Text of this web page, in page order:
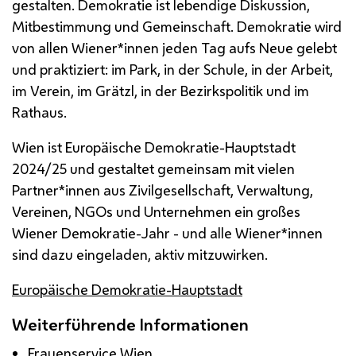
gestalten. Demokratie ist lebendige Diskussion,
Mitbestimmung und Gemeinschaft. Demokratie wird
von allen Wiener*innen jeden Tag aufs Neue gelebt
und praktiziert: im Park, in der Schule, in der Arbeit,
im Verein, im Grätzl, in der Bezirkspolitik und im
Rathaus.
Wien ist Europäische Demokratie-Hauptstadt
2024/25 und gestaltet gemeinsam mit vielen
Partner*innen aus Zivilgesellschaft, Verwaltung,
Vereinen, NGOs und Unternehmen ein großes
Wiener Demokratie-Jahr - und alle Wiener*innen
sind dazu eingeladen, aktiv mitzuwirken.
Europäische Demokratie-Hauptstadt
Weiterführende Informationen